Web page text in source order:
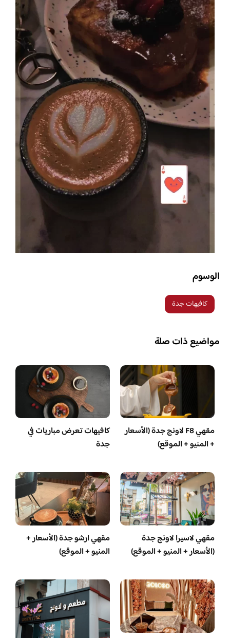
الوسوم
كافيهات جدة
مواضيع ذات صلة
مقهي F8 لاونج جدة (الأسعار
+ المنيو + الموقع)
كافيهات تعرض مباريات في
جدة
مقهي لاسيرا لاونج جدة
(الأسعار + المنيو + الموقع)
مقهي ارشو جدة (الأسعار +
المنيو + الموقع)